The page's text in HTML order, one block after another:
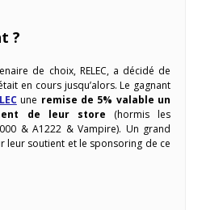
?
de choix, RELEC, a décidé de
en cours jusqu’alors. Le gagnant
une remise de 5% valable un
de leur store (hormis les
& A1222 & Vampire). Un grand
leur soutient et le sponsoring de ce